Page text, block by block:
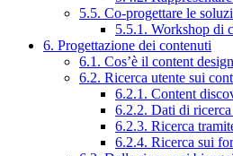
5.5. Co-progettare le
5.5.1. Workshop di
6. Progettazione dei contenuti
6.1. Cos’è il content design
6.2. Ricerca utente sui
6.2.1. Content
6.2.2. Dati di
6.2.3. Ricerca
6.2.4. Ricerca sui